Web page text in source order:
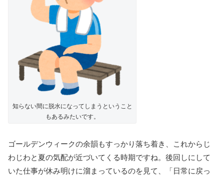
知らない間に脱水になってしまうということ
もあるみたいです。
ゴールデンウィークの余韻もすっかり落ち着き、これからじ
わじわと夏の気配が近づいてくる時期ですね。後回しにして
いた仕事が休み明けに溜まっているのを見て、「日常に戻っ